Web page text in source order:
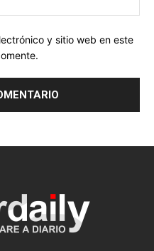
y sitio web en este